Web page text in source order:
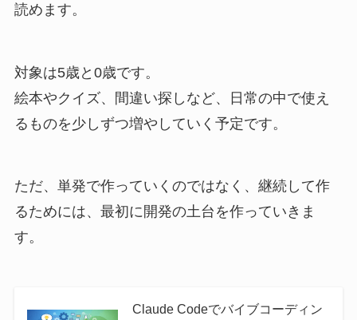
読めます。
対象は5歳と0歳です。
絵本やクイズ、間違い探しなど、日常の中で使え
るものを少しずつ増やしていく予定です。
ただ、単発で作っていくのではなく、継続して作
るためには、最初に開発の土台を作っていきま
す。
Claude Codeでバイブコーディン